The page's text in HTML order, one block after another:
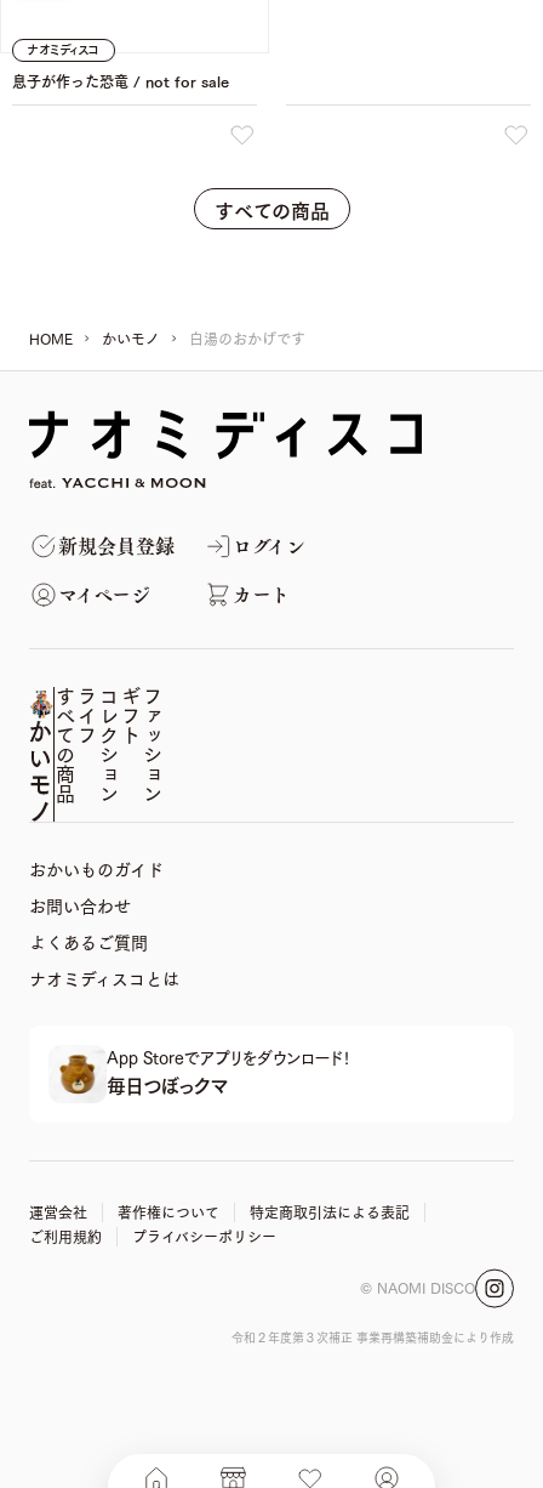
ナオミディスコ
息子が作った恐竜 / not for sale
すべての商品
HOME かいモノ 白湯のおかげです
新規会員登録
ログイン
マイページ
カート
すべての商品ライフコレクションギフトファッション
おかいものガイド
お問い合わせ
よくあるご質問
ナオミディスコとは
App Storeでアプリをダウンロード!
毎日つぼっクマ
運営会社 著作権について
特定商取引法による表記
ご利用規約
プライバシーポリシー
© NAOMI DISCO
令和２年度第３次補正 事業再構築補助金により作成